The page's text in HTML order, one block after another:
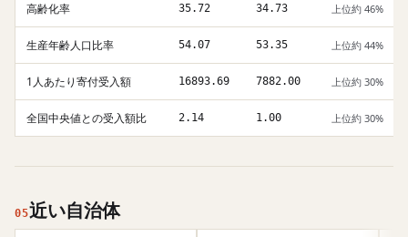
高齢化率 35.72 34.73 上位約 46%
生産年齢人口比率 54.07 53.35 上位約 44%
1人あたり寄付受入額 16893.69 7882.00 上位約 30%
全国中央値との受入額比 2.14 1.00 上位約 30%
05近い自治体